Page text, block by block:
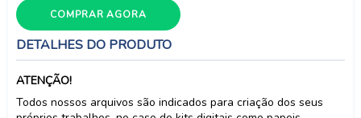
COMPRAR AGORA
DETALHES DO PRODUTO
ATENÇÃO!
Todos nossos arquivos são indicados para criação dos seus